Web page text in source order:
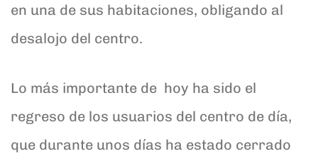
en una de sus habitaciones, obligando al
desalojo del centro.
Lo más importante de hoy ha sido el
regreso de los usuarios del centro de día,
que durante unos días ha estado cerrado